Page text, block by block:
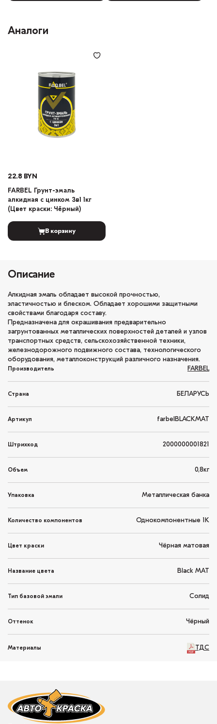
Аналоги
22.8 BYN
FARBEL Грунт-эмаль
алкидная с цинком 3в1 1кг
(Цвет краски: Чёрный)
В корзину
Описание
Алкидная эмаль обладает высокой прочностью,
эластичностью и блеском. Обладает хорошими защитными
свойствами благодаря составу.
Предназначена для окрашивания предварительно
загрунтованных металлических поверхностей деталей и узлов
транспортных средств, сельскохозяйственной техники,
железнодорожного подвижного состава, технологического
оборудования, металлоконструкций различного назначения.
Производитель FARBEL
Страна БЕЛАРУСЬ
Артикул farbelBLACKMAT
Штрихкод 2000000001821
Объем 0,8кг
Упаковка Металлическая банка
Количество компонентов Однокомпонентные 1K
Цвет краски Чёрная матовая
Название цвета Black MAT
Тип базовой эмали Солид
Оттенок Чёрный
Материалы ТДС